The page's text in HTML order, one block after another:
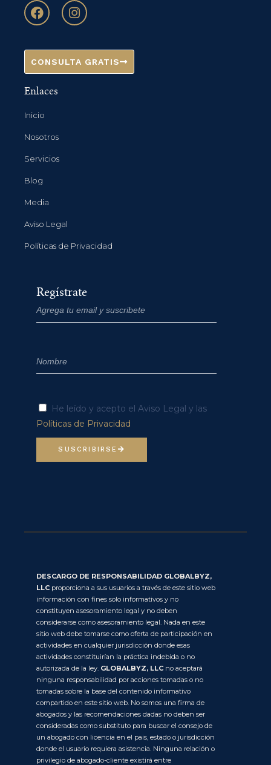
CONSULTA GRATIS
Enlaces
Inicio
Nosotros
Servicios
Blog
Media
Aviso Legal
Políticas de Privacidad
Regístrate
He leído y acepto el Aviso Legal y las
Políticas de Privacidad
SUSCRIBIRSE
DESCARGO DE RESPONSABILIDAD GLOBALBYZ,
LLC proporciona a sus usuarios a través de este sitio web
información con fines solo informativos y no
constituyen asesoramiento legal y no deben
considerarse como asesoramiento legal. Nada en este
sitio web debe tomarse como oferta de participación en
actividades en cualquier jurisdicción donde esas
actividades constituirían la práctica indebida o no
autorizada de la ley. GLOBALBYZ, LLC no aceptará
ninguna responsabilidad por acciones tomadas o no
tomadas sobre la base del contenido informativo
compartido en este sitio web. No somos una firma de
abogados y las recomendaciones dadas no deben ser
consideradas como substituto para buscar el consejo de
un abogado con licencia en el pais, estado o jurisdicción
donde el usuario requiera asistencia. Ninguna relación o
privilegio de abogado-cliente existirá entre